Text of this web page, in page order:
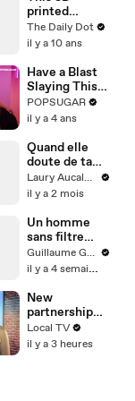
answers your
social media
questions
printed
Legend of
Zelda map
Minecraft
The Daily Dot
il y a 10 ans
Have a Blast
Slaying This
10-Minute
Dance Cardio
Your Family
POPSUGAR
il y a 4 ans
Quand elle
doute de ta
fidélité
Laury Aucalme
il y a 2 mois
Un homme
sans filtre
donne son
avis cash sur
l'écologie et la
génération
future !
Guillaume Genou
il y a 4 semaines
New
partnership
unveiled to
deliver
Local TV
il y a 3 heures